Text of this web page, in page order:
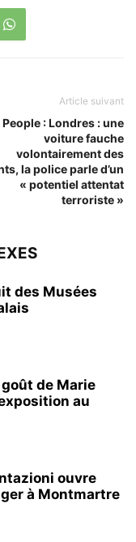
Article suivant
People : Londres : une
voiture fauche
volontairement des
la police parle d’un
« potentiel attentat
terroriste »
des Musées
de Marie
au
ouvre
à Montmartre